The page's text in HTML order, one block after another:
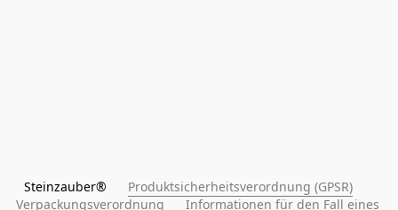
Steinzauber® Produktsicherheitsverordnung (GPSR)
Verpackungsverordnung
Informationen für den Fall eines